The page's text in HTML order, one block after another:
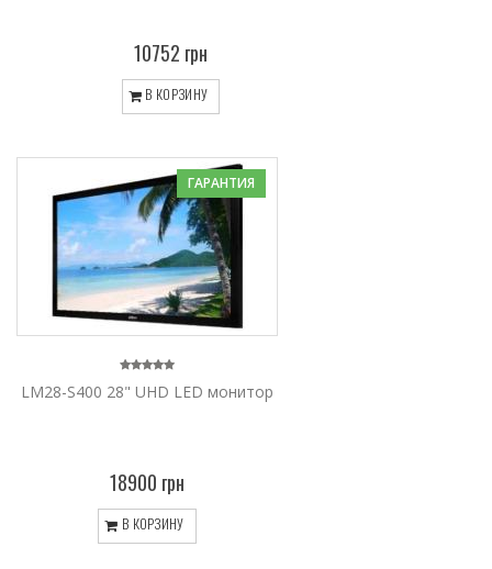
10752 грн
В КОРЗИНУ
ГАРАНТИЯ
LM28-S400 28" UHD LED монитор
18900 грн
В КОРЗИНУ